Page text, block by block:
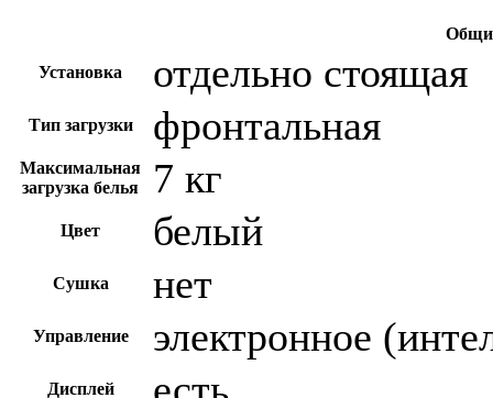
Установка отдельно стоящая
Тип загрузки фронтальная
Максимальная
загрузка белья
7 кг
Цвет белый
Сушка нет
Управление электронное
Дисплей есть